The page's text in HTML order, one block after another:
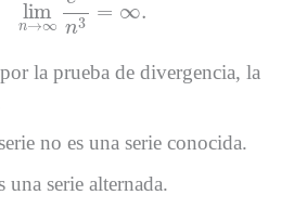
lim
n→∞ n3 = ∞.
la prueba de divergencia, la
no es una serie conocida.
una serie alternada.